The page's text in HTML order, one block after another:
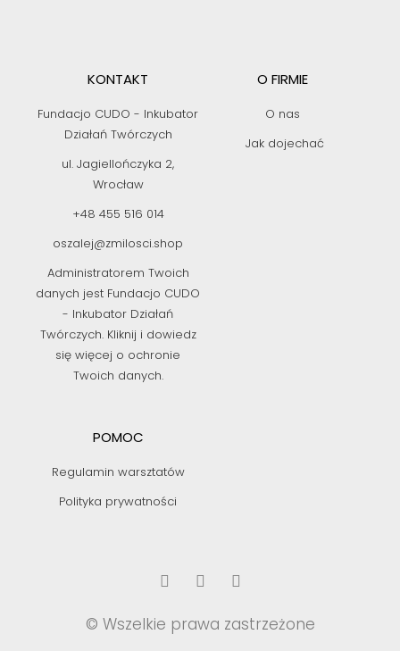
KONTAKT
Fundacjo CUDO - Inkubator
Działań Twórczych
ul. Jagiellończyka 2,
Wrocław
+48 455 516 014
oszalej@zmilosci.shop
Administratorem Twoich
danych jest Fundacjo CUDO
- Inkubator Działań
Twórczych. Kliknij i dowiedz
się więcej o ochronie
Twoich danych.
O FIRMIE
O nas
Jak dojechać
POMOC
Regulamin warsztatów
Polityka prywatności
© Wszelkie prawa zastrzeżone